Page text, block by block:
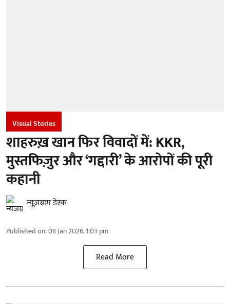
Visual Stories
शाहरुख़ खान फिर विवादों में: KKR,
मुस्तफिज़ुर और ‘गद्दारी’ के आरोपों की पूरी
कहानी
न्यूज़ग्राम डेस्क
Published on:08 Jan 2026, 1:03 pm
Read More